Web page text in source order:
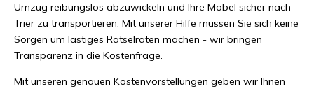
Umzug reibungslos abzuwickeln und Ihre Möbel sicher nach
Trier zu transportieren. Mit unserer Hilfe müssen Sie sich keine
Sorgen um lästiges Rätselraten machen - wir bringen
Transparenz in die Kostenfrage.
Mit unseren genauen Kostenvorstellungen geben wir Ihnen